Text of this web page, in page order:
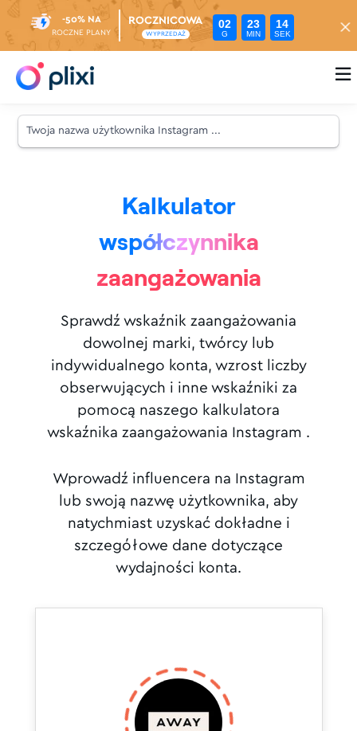
-50% NA
ROCZNE PLANY
ROCZNICOWA
WYPRZEDAŻ
02
G
23
MIN
13
SEK

Kalkulator
współczynnika
zaangażowania
Sprawdź wskaźnik zaangażowania
dowolnej marki, twórcy lub
indywidualnego konta, wzrost liczby
obserwujących i inne wskaźniki za
pomocą naszego kalkulatora
wskaźnika zaangażowania Instagram .
Wprowadź influencera na Instagram
lub swoją nazwę użytkownika, aby
natychmiast uzyskać dokładne i
szczegółowe dane dotyczące
wydajności konta.